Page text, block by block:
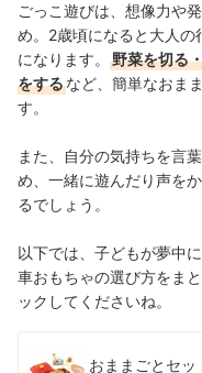
ごっこ遊びは、想像力や
め。2歳頃になると大人の
になります。
野菜を切る
をするなど、簡単なおま
す。
また、
自分の気持ちを言
め、一緒に遊んだり声を
るでしょう。
以下では、子どもが夢中
車おもちゃの選び方をま
ックしてくださいね。
おままごとセ